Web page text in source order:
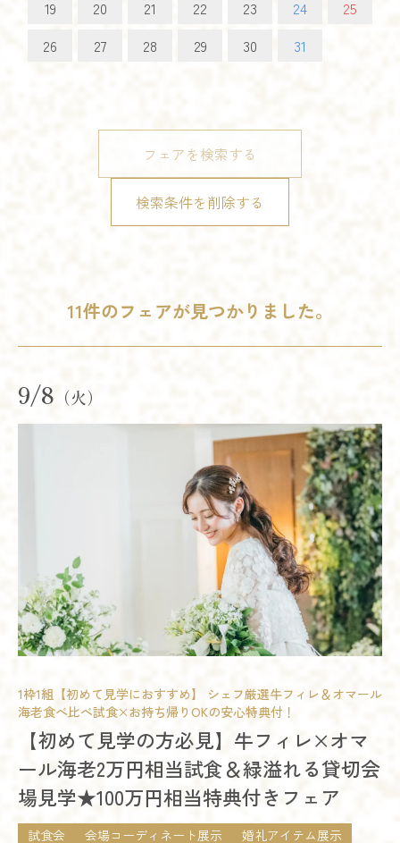
19
20 21 22 23 24
25
26
27 28 29 30 31
フェアを検索する
検索条件を削除する
11件のフェアが見つかりました。
9/8 （火）
1枠1組【初めて見学におすすめ】 シェフ厳選牛フィレ＆オマール
海老食べ比べ試食×お持ち帰りOKの安心特典付！
【初めて見学の方必見】牛フィレ×オマ
ール海老2万円相当試食＆緑溢れる貸切会
場見学★100万円相当特典付きフェア
試食会 会場コーディネート展示 婚礼アイテム展示